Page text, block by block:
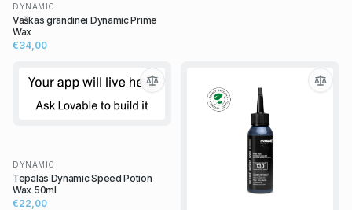
DYNAMIC
Vaškas grandinei Dynamic Prime
Wax
€34,00
DYNAMIC
Tepalas Dynamic Speed Potion
Wax 50ml
€22,00